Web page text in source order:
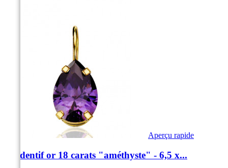
Aperçu rapide
Pendentif or 18 carats "améthyste" - 6,5 x...